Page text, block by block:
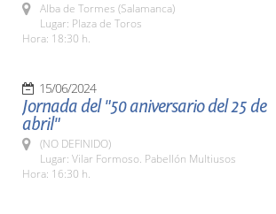
Alba de Tormes (Salamanca)
Lugar: Plaza de Toros
Hora: 18:30 h.
15/06/2024
Jornada del "50 aniversario del 25 de
abril"
(NO DEFINIDO)
Lugar: Vilar Formoso. Pabellón Multiusos
Hora: 16:30 h.